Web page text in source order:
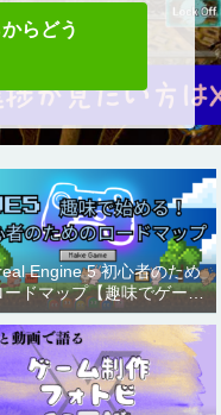
らどう
Engine 5 初心者のため
ードマップ【趣味でゲーム
制作】